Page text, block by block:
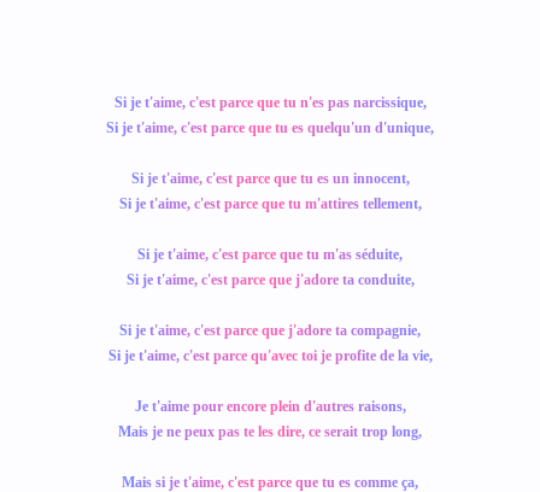
Si je t'aime, c'est parce que tu n'es pas narcissique,
Si je t'aime, c'est parce que tu es quelqu'un d'unique,
Si je t'aime, c'est parce que tu es un innocent,
Si je t'aime, c'est parce que tu m'attires tellement,
Si je t'aime, c'est parce que tu m'as séduite,
Si je t'aime, c'est parce que j'adore ta conduite,
Si je t'aime, c'est parce que j'adore ta compagnie,
Si je t'aime, c'est parce qu'avec toi je profite de la vie,
Je t'aime pour encore plein d'autres raisons,
Mais je ne peux pas te les dire, ce serait trop long,
Mais si je t'aime, c'est parce que tu es comme ça,